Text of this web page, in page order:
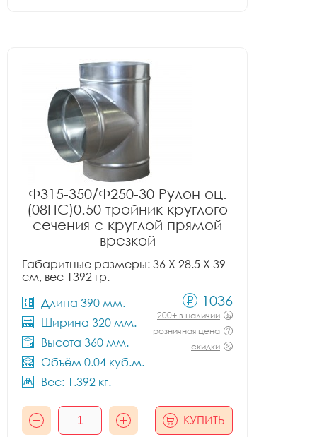
Ф315-350/Ф250-30 Рулон оц.
(08ПС)0.50 тройник круглого
сечения с круглой прямой
врезкой
Габаритные размеры: 36 X 28.5 X 39
см, вес 1392 гр.
Длина 390 мм.
Ширина 320 мм.
Высота 360 мм.
Объём 0.04 куб.м.
Вес: 1.392 кг.
1036
200+ в наличии
розничная цена
скидки
КУПИТЬ